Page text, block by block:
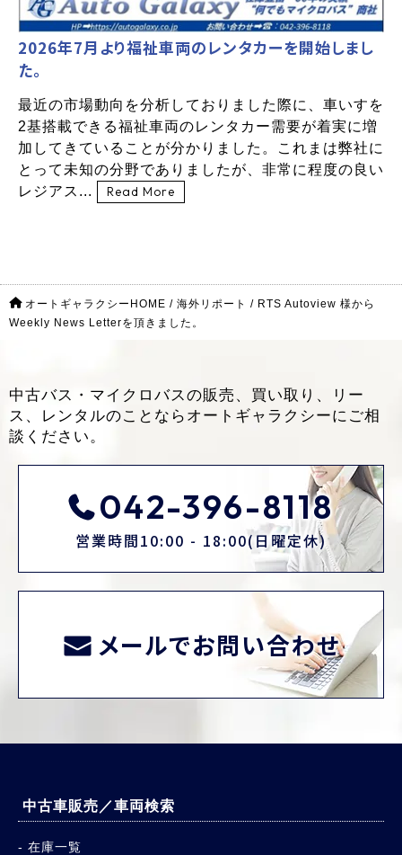
2026年7月より福祉車両のレンタカーを開始しまし
た。
最近の市場動向を分析しておりました際に、車いすを
2基搭載できる福祉車両のレンタカー需要が着実に増
加してきていることが分かりました。これまは弊社に
とって未知の分野でありましたが、非常に程度の良い
レジアス...
Read More
オートギャラクシーHOME / 海外リポート / RTS Autoview 様から
Weekly News Letterを頂きました。
中古バス・マイクロバスの販売、買い取り、リー
ス、レンタルのことなら オートギャラクシーにご相
談ください。
042-396-8118
営業時間10:00 - 18:00(日曜定休)
メールでお問い合わせ
中古車販売／車両検索
在庫一覧